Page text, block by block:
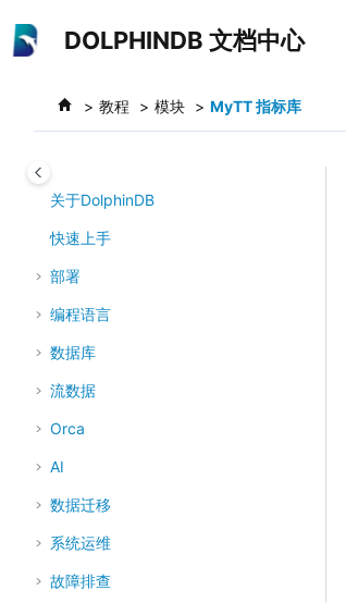
DOLPHINDB 文档中心
教程 模块 MyTT 指标库
关于DolphinDB
快速上手
部署
编程语言
数据库
流数据
Orca
AI
数据迁移
系统运维
故障排查